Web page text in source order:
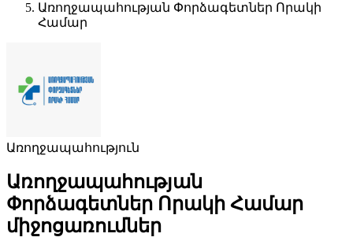
Առողջապահության Փորձագետներ Որակի
Համար
Առողջապահություն
Առողջապահության
Փորձագետներ Որակի Համար
միջոցառումներ